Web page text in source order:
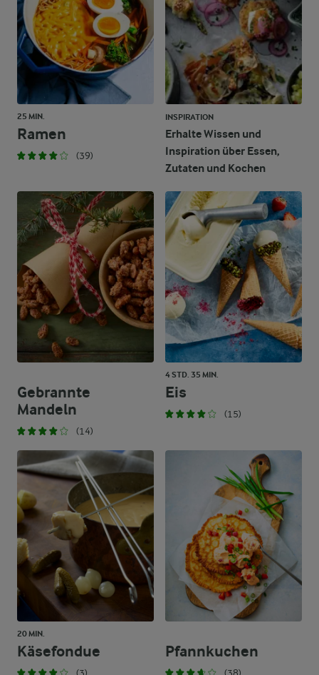
25 MIN.
Ramen
(39)
INSPIRATION
Erhalte Wissen und
Inspiration über Essen,
Zutaten und Kochen
Gebrannte
Mandeln
(14)
4 STD. 35 MIN.
Eis
(15)
20 MIN.
Käsefondue Pfannkuchen